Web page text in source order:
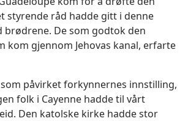
styrende råd hadde gitt i denne
brødrene. De som godtok den
kom gjennom Jehovas kanal, erfarte
påvirket forkynnernes innstilling,
folk i Cayenne hadde til vårt
Den katolske kirke hadde stor